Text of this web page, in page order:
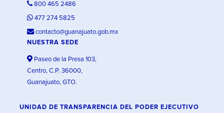
800 465 2486
477 274 5825
contacto@guanajuato.gob.mx
NUESTRA SEDE
Paseo de la Presa 103,
Centro, C.P. 36000,
Guanajuato, GTO.
UNIDAD DE TRANSPARENCIA DEL PODER EJECUTIVO